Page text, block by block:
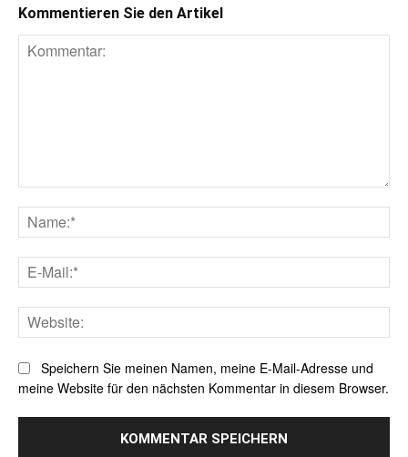
Kommentieren Sie den Artikel
Speichern Sie meinen Namen, meine E-Mail-Adresse und
meine Website für den nächsten Kommentar in diesem Browser.